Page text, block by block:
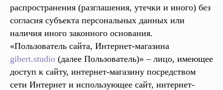
распространения (разглашения, утечки и иного) без
согласия субъекта персональных данных или
наличия иного законного основания.
«Пользователь сайта, Интернет-магазина
gibert.studio (далее Пользователь)» – лицо, имеющее
доступ к сайту, интернет-магазину посредством
сети Интернет и использующее сайт, интернет-